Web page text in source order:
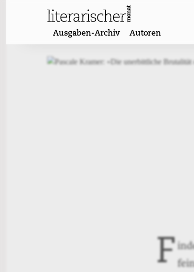
Ausgaben-Archiv Autoren
F